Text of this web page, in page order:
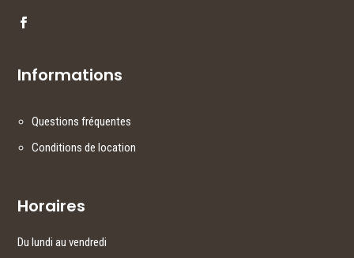
Informations
Questions fréquentes
Conditions de location
Horaires
Du lundi au vendredi